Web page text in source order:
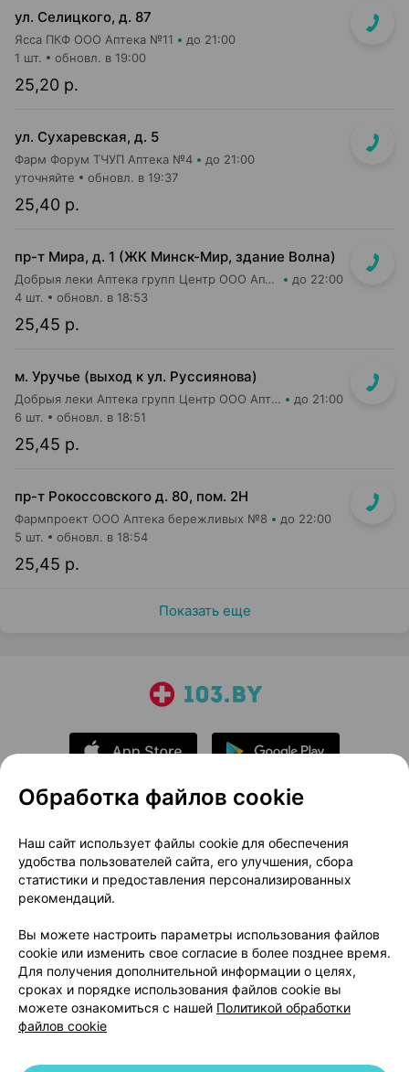
ул. Селицкого, д. 87
Ясса ПКФ ООО Аптека №11 до 21:00
25,20 р.
1 шт. обновл. в 19:00
ул. Сухаревская, д. 5
Фарм Форум ТЧУП Аптека №4 до 21:00
25,40 р.
уточняйте обновл. в 19:37
пр-т Мира, д. 1 (ЖК Минск-Мир, здание Волна)
Добрыя леки Аптека групп Центр ООО Аптека №95 до 22:00
25,45 р.
4 шт. обновл. в 18:53
м. Уручье (выход к ул. Руссиянова)
Добрыя леки Аптека групп Центр ООО Аптека №16 до 21:00
25,45 р.
6 шт. обновл. в 18:51
пр-т Рокоссовского д. 80, пом. 2Н
Фармпроект ООО Аптека бережливых №8 до 22:00
25,45 р.
5 шт. обновл. в 18:54
Показать еще
О проекте
Новости проекта
Размещение рекламы
Медицинский маркетинг
Публичный договор
Доставка
Способы оплаты
Вакансии
Партнеры
Написать руководителю 103.by
Написать в поддержку
Персональные настройки Cookie
Обработка файлов cookie
Наш сайт использует файлы cookie для обеспечения
удобства пользователей сайта, его улучшения, сбора
статистики и предоставления персонализированных
рекомендаций.
Вы можете настроить параметры использования файлов
cookie или изменить свое согласие в более позднее время.
Для получения дополнительной информации о целях,
сроках и порядке использования файлов cookie вы
можете ознакомиться с нашей Политикой обработки
файлов cookie